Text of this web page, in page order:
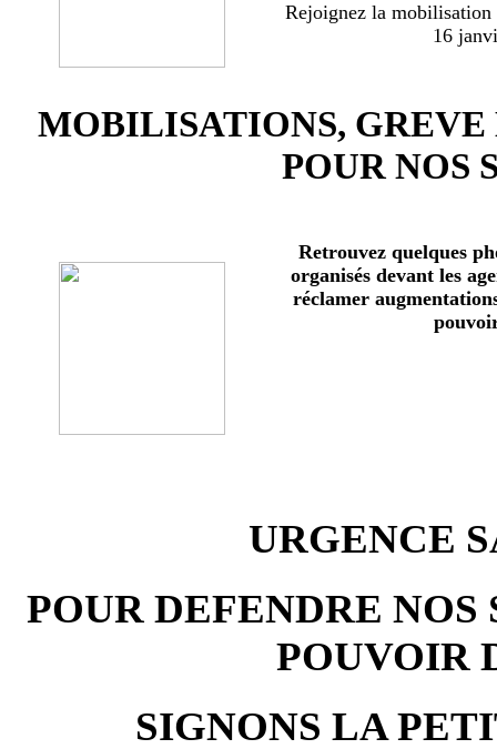
Rejoignez la mobilisation
16
MOBILISATIONS,
POUR NOS
Retrouvez quelques
organisés devant les
réclamer
URGENCE
POUR DEFENDRE
POUVOIR
SIGNONS LA